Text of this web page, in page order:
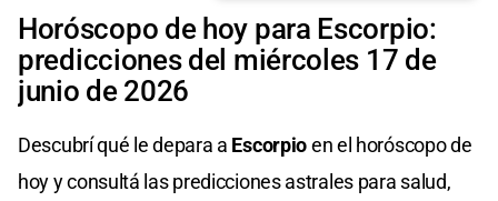
Horóscopo de hoy para Escorpio:
predicciones del miércoles 17 de
junio de 2026
Descubrí qué le depara a Escorpioen el horóscopo de
hoy y consultá las predicciones astrales para salud,